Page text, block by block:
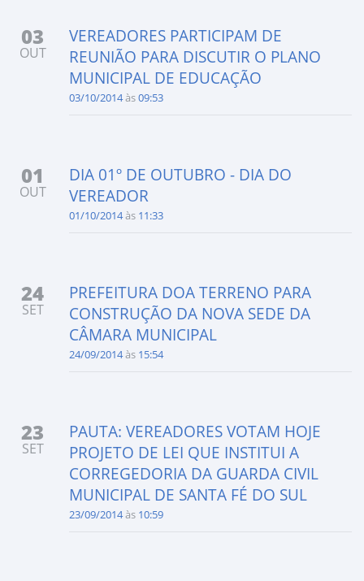
03
OUT
VEREADORES PARTICIPAM DE
REUNIÃO PARA DISCUTIR O PLANO
MUNICIPAL DE EDUCAÇÃO
03/10/2014às09:53
01
OUT
DIA 01º DE OUTUBRO - DIA DO
VEREADOR
01/10/2014às 11:33
24
SET
PREFEITURA DOA TERRENO PARA
CONSTRUÇÃO DA NOVA SEDE DA
CÂMARA MUNICIPAL
24/09/2014às 15:54
23
SET
PAUTA: VEREADORES VOTAM HOJE
PROJETO DE LEI QUE INSTITUI A
CORREGEDORIA DA GUARDA CIVIL
MUNICIPAL DE SANTA FÉ DO SUL
23/09/2014às 10:59